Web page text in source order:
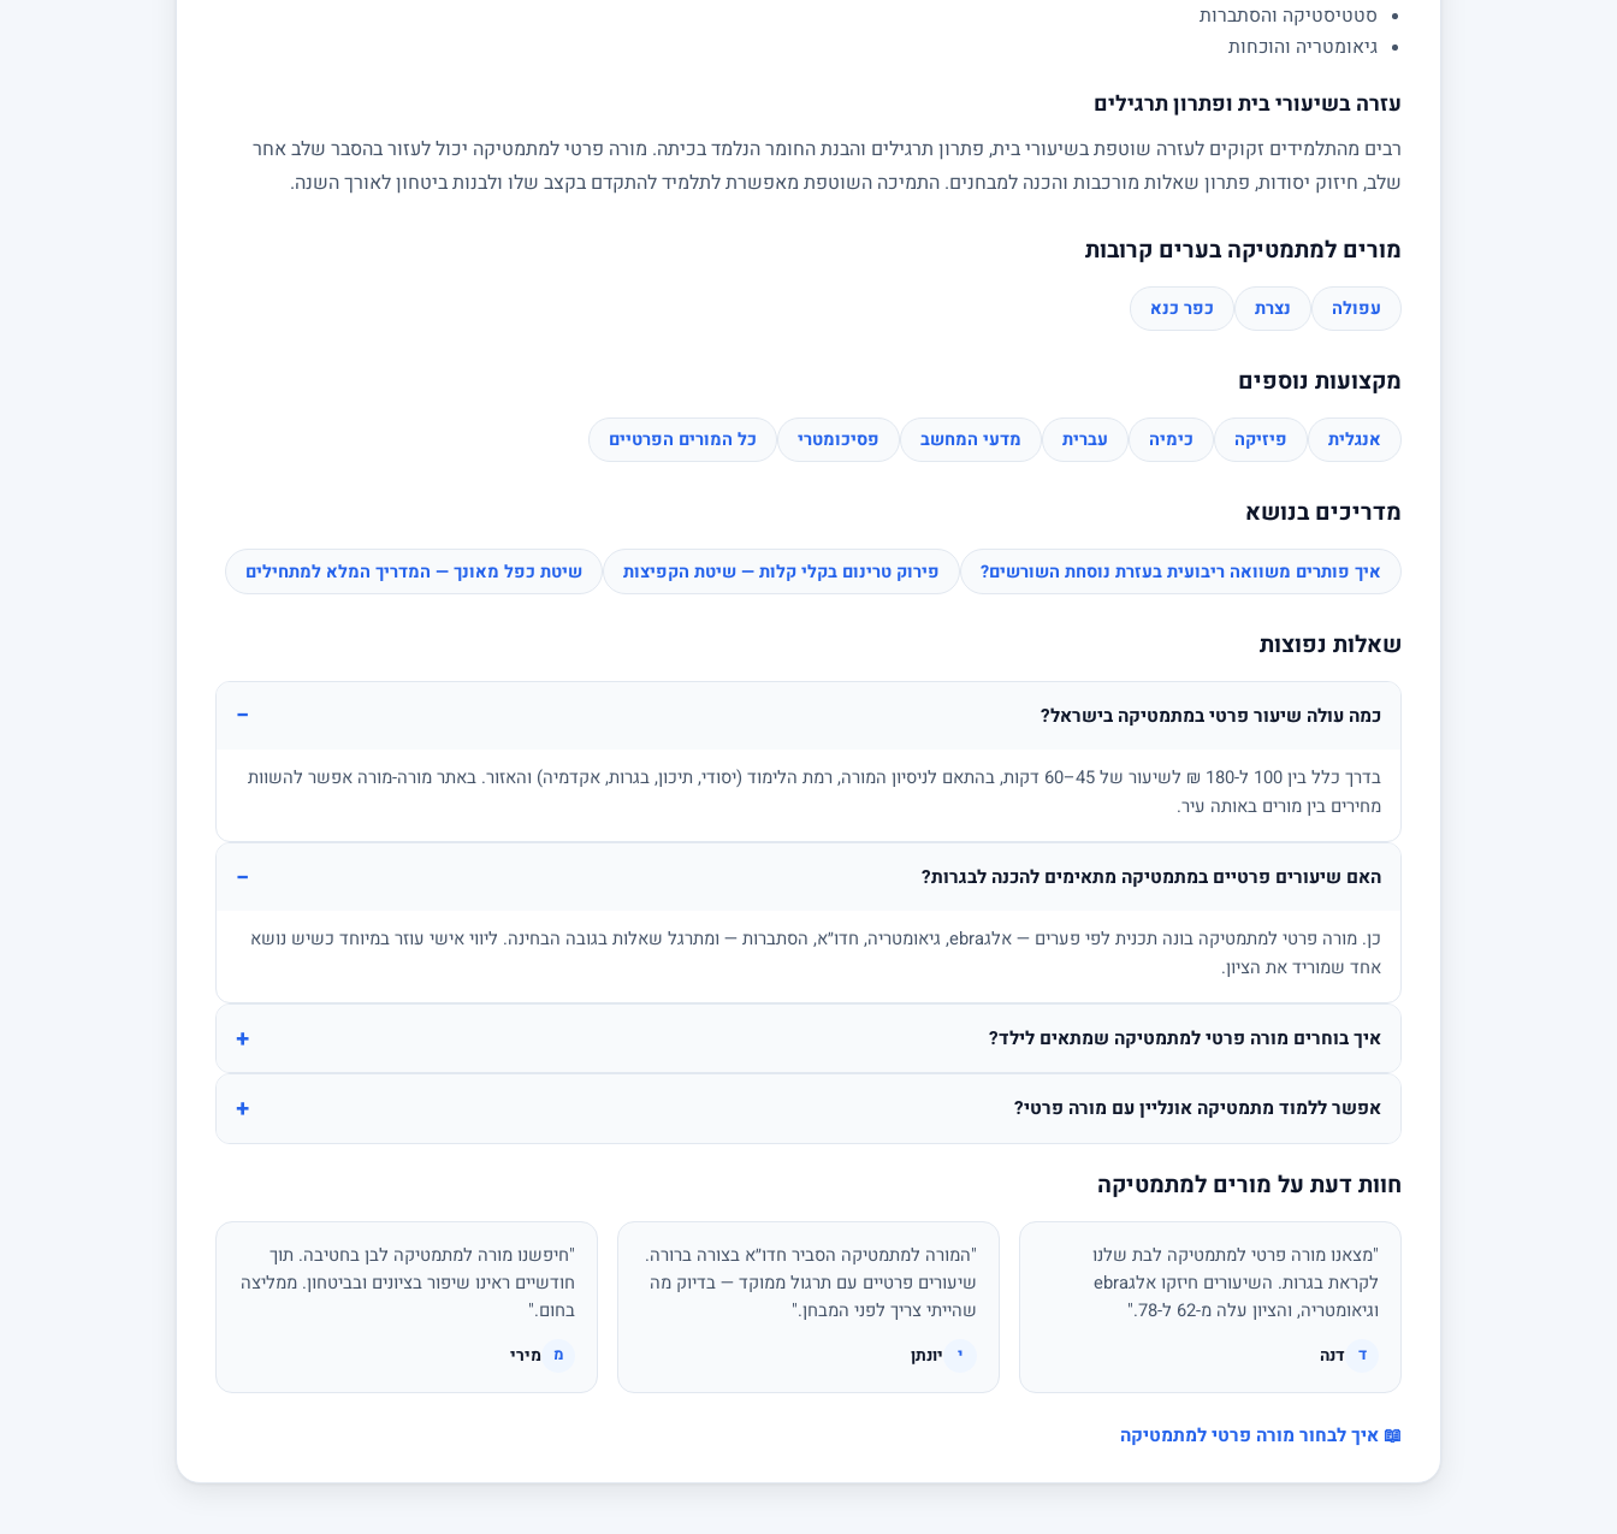
סטטיסטיקה והסתברות
גיאומטריה והוכחות
עזרה בשיעורי בית ופתרון תרגילים
רבים מהתלמידים זקוקים לעזרה שוטפת בשיעורי בית, פתרון תרגילים והבנת החומר הנלמד בכיתה. מורה פרטי למתמטיקה יכול לעזור בהסבר שלב אחר
שלב, חיזוק יסודות, פתרון שאלות מורכבות והכנה למבחנים. התמיכה השוטפת מאפשרת לתלמיד להתקדם בקצב שלו ולבנות ביטחון לאורך השנה.
מורים למתמטיקה בערים קרובות
עפולה נצרת כפר כנא
מקצועות נוספים
אנגלית פיזיקה כימיה עברית מדעי המחשב פסיכומטרי כל המורים הפרטיים
מדריכים בנושא
איך פותרים משוואה ריבועית בעזרת נוסחת השורשים? פירוק טרינום בקלי קלות — שיטת הקפיצות שיטת כפל מאונך — המדריך המלא למתחילים
שאלות נפוצות
כמה עולה שיעור פרטי במתמטיקה בישראל? −
בדרך כלל בין 100 ל-180 ₪ לשיעור של 45–60 דקות, בהתאם לניסיון המורה, רמת הלימוד (יסודי, תיכון, בגרות, אקדמיה) והאזור. באתר מורה-מורה אפשר להשוות
מחירים בין מורים באותה עיר.
האם שיעורים פרטיים במתמטיקה מתאימים להכנה לבגרות? −
כן. מורה פרטי למתמטיקה בונה תכנית לפי פערים — אלגebra, גיאומטריה, חדו״א, הסתברות — ומתרגל שאלות בגובה הבחינה. ליווי אישי עוזר במיוחד כשיש נושא
אחד שמוריד את הציון.
איך בוחרים מורה פרטי למתמטיקה שמתאים לילד? +
אפשר ללמוד מתמטיקה אונליין עם מורה פרטי? +
חוות דעת על מורים למתמטיקה
"מצאנו מורה פרטי למתמטיקה לבת שלנו
לקראת בגרות. השיעורים חיזקו אלגebra
וגיאומטריה, והציון עלה מ-62 ל-78."
ד דנה
"המורה למתמטיקה הסביר חדו״א בצורה ברורה.
שיעורים פרטיים עם תרגול ממוקד — בדיוק מה
שהייתי צריך לפני המבחן."
י יונתן
"חיפשנו מורה למתמטיקה לבן בחטיבה. תוך
חודשיים ראינו שיפור בציונים ובביטחון. ממליצה
בחום."
מ מירי
📖 איך לבחור מורה פרטי למתמטיקה